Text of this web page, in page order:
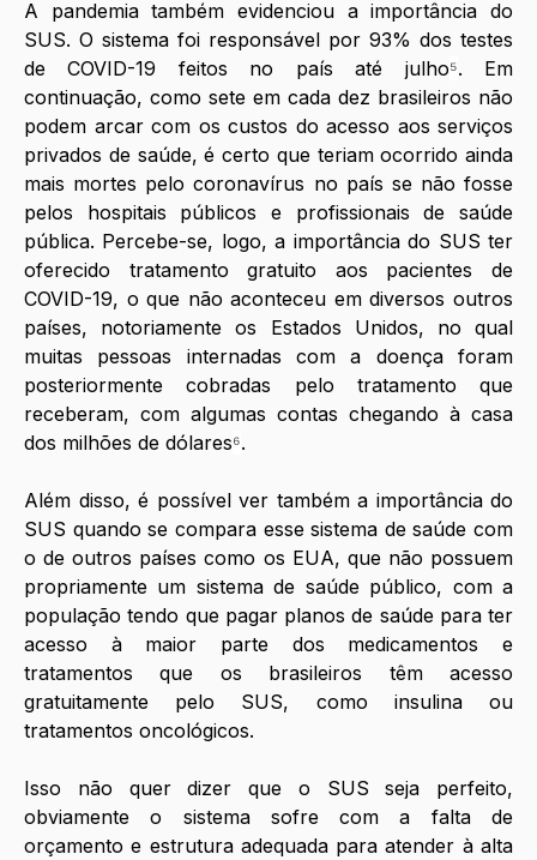
A pandemia também evidenciou a importância do
SUS. O sistema foi responsável por 93% dos testes
de COVID-19 feitos no país até julho⁵. Em
continuação, como sete em cada dez brasileiros não
podem arcar com os custos do acesso aos serviços
privados de saúde, é certo que teriam ocorrido ainda
mais mortes pelo coronavírus no país se não fosse
pelos hospitais públicos e profissionais de saúde
pública. Percebe-se, logo, a importância do SUS ter
oferecido tratamento gratuito aos pacientes de
COVID-19, o que não aconteceu em diversos outros
países, notoriamente os Estados Unidos, no qual
muitas pessoas internadas com a doença foram
posteriormente cobradas pelo tratamento que
receberam, com algumas contas chegando à casa
dos milhões de dólares⁶.
Além disso, é possível ver também a importância do
SUS quando se compara esse sistema de saúde com
o de outros países como os EUA, que não possuem
propriamente um sistema de saúde público, com a
população tendo que pagar planos de saúde para ter
acesso à maior parte dos medicamentos e
tratamentos que os brasileiros têm acesso
gratuitamente pelo SUS, como insulina ou
tratamentos oncológicos.
Isso não quer dizer que o SUS seja perfeito,
obviamente o sistema sofre com a falta de
orçamento e estrutura adequada para atender à alta